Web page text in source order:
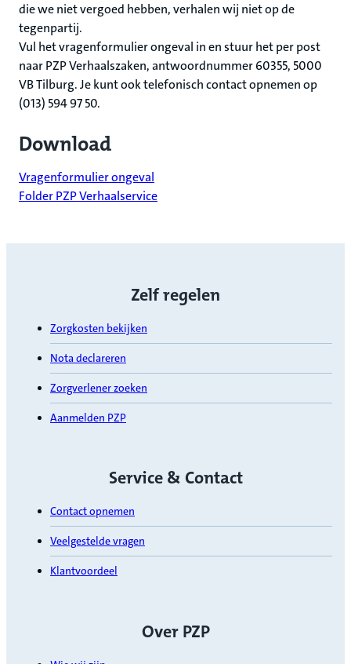
die we niet vergoed hebben, verhalen wij niet op de
tegenpartij.
Vul het vragenformulier ongeval in en stuur het per post
naar PZP Verhaalszaken, antwoordnummer 60355, 5000
VB Tilburg. Je kunt ook telefonisch contact opnemen op
(013) 594 97 50.
Download
Vragenformulier ongeval
Folder PZP Verhaalservice
Zelf regelen
Zorgkosten bekijken
Nota declareren
Zorgverlener zoeken
Aanmelden PZP
Service & Contact
Contact opnemen
Veelgestelde vragen
Klantvoordeel
Over PZP